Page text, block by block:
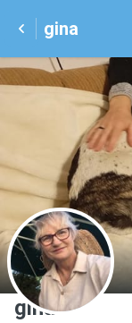
gina
G
gina